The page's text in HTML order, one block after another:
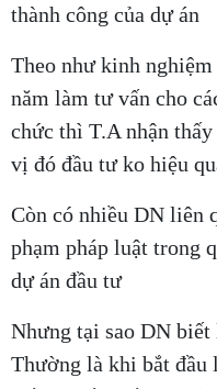
thành công của dự án
Theo như kinh
năm làm tư vấn cho
chức thì T.A nhận
vị đó đầu tư ko hiệu
Còn có nhiều DN liên
phạm pháp luật trong
dự án đầu tư
Nhưng tại sao DN
Thường là khi bắt